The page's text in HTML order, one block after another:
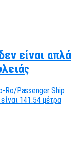
είναι απλά